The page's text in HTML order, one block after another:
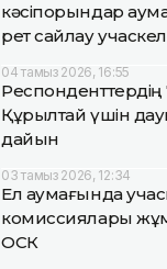
кәсіпорындар
рет сайлау
04 тамыз 2026, 16:55
Құрылтай үшін
дайын
03 тамыз 2026, 12:34
Ел аумағында
комиссиялары
ОСК